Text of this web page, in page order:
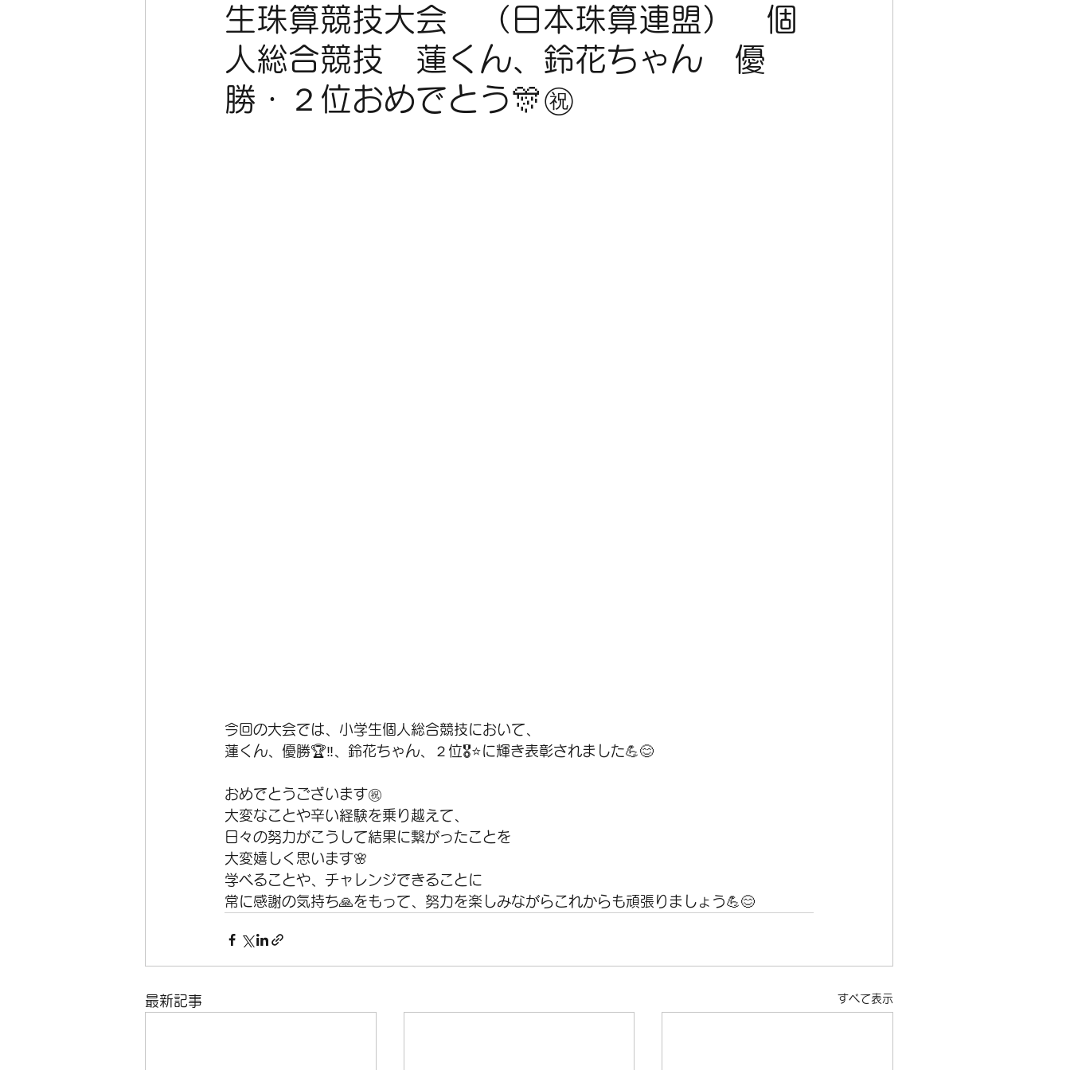
生珠算競技大会 （日本珠算連盟） 個
人総合競技 蓮くん、鈴花ちゃん 優
勝・２位おめでとう🎊㊗️
今回の大会では、小学生個人総合競技において、
蓮くん、優勝🏆‼️、鈴花ちゃん、２位🎖️⭐️に輝き表彰されました💪😊
おめでとうございます㊗️
大変なことや辛い経験を乗り越えて、
日々の努力がこうして結果に繋がったことを
大変嬉しく思います🌸
学べることや、チャレンジできることに
常に感謝の気持ち🙏をもって、努力を楽しみながらこれからも頑張りましょう💪😊
最新記事 すべて表示